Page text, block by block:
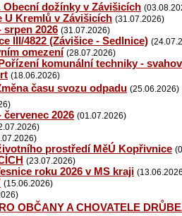
Obecní dožínky v Závišicích
U Kremlů v Závišicích (31.07.2026)
srpen 2026 (31.07.2026)
III/4822 (Závišice - Sedlnice)
omezení (28.07.2026)
komunální techniky -
(18.06.2026)
času svozu odpadu (25.06.2026)
2026 (01.07.2026)
prostředí MěÚ Kopřivnice
(23.07.2026)
roku 2026 v MS kraji
(15.06.2026)
OBČANY A CHOVATELE